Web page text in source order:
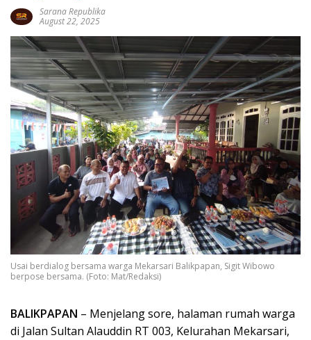
Sarana Republika
August 22, 2025
Usai berdialog bersama warga Mekarsari Balikpapan, Sigit Wibowo
berpose bersama. (Foto: Mat/Redaksi)
BALIKPAPAN – Menjelang sore, halaman rumah warga
di Jalan Sultan Alauddin RT 003, Kelurahan Mekarsari,